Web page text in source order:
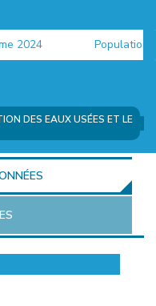
Population
DES EAUX USÉES ET LE